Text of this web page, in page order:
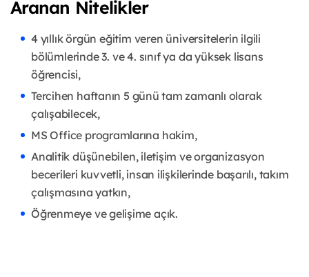
Aranan Nitelikler
4 yıllık örgün eğitim veren üniversitelerin ilgili
bölümlerinde 3. ve 4. sınıf ya da yüksek lisans
öğrencisi,
Tercihen haftanın 5 günü tam zamanlı olarak
çalışabilecek,
MS Office programlarına hakim,
Analitik düşünebilen, iletişim ve organizasyon
becerileri kuvvetli, insan ilişkilerinde başarılı, takım
çalışmasına yatkın,
Öğrenmeye ve gelişime açık.